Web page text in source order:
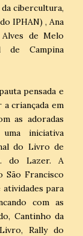
cibercultura,
IPHAN) , Ana
de Melo
de Campina
pensada e
criançada em
as adoradas
iniciativa
do Livro de
do Lazer. A
São Francisco
para
com as
Cantinho da
Rally do